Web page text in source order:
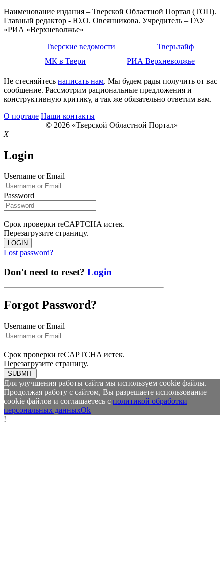
Наименование издания – Тверской Областной Портал (ТОП).
Главный редактор - Ю.О. Овсянникова. Учредитель – ГАУ
«РИА «Верхневолжье»
Тверские ведомости
Тверьлайф
МК в Твери
РИА Верхневолжье
Не стесняйтесь написать нам. Мы будем рады получить от вас
сообщение. Рассмотрим рациональные предложения и
конструктивную критику, а так же обязательно ответим вам.
О портале Наши контакты
© 2026 «Тверской Областной Портал»
X
Login
Username or Email
Password
Срок проверки reCAPTCHA истек.
Перезагрузите страницу.
LOGIN
Lost password?
Don't need to reset? Login
Forgot Password?
Username or Email
Срок проверки reCAPTCHA истек.
Перезагрузите страницу.
SUBMIT
Для улучшения работы сайта мы используем cookie файлы.
Продолжая работу с сайтом, Вы разрешаете использование
cookie файлов и соглашаетесь с политикой обработки
персональных данныхOk
!